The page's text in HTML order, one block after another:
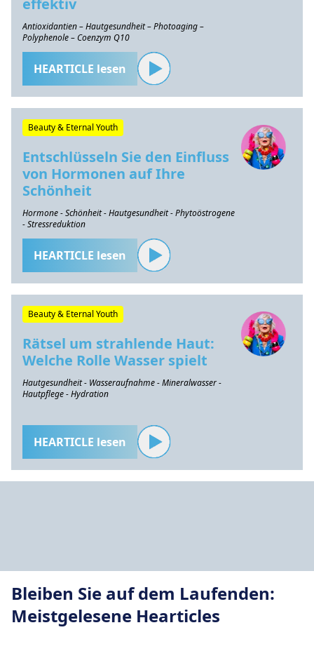
effektiv
Antioxidantien – Hautgesundheit – Photoaging –
Polyphenole – Coenzym Q10
HEARTICLE lesen
Beauty & Eternal Youth
Entschlüsseln Sie den Einfluss
von Hormonen auf Ihre
Schönheit
Hormone - Schönheit - Hautgesundheit - Phytoöstrogene
- Stressreduktion
HEARTICLE lesen
Beauty & Eternal Youth
Rätsel um strahlende Haut:
Welche Rolle Wasser spielt
Hautgesundheit - Wasseraufnahme - Mineralwasser -
Hautpflege - Hydration
HEARTICLE lesen
Bleiben Sie auf dem Laufenden:
Meistgelesene Hearticles